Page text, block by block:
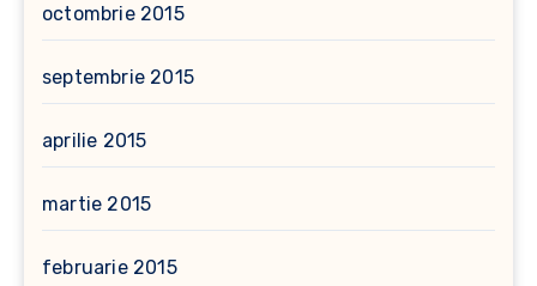
octombrie 2015
septembrie 2015
aprilie 2015
martie 2015
februarie 2015